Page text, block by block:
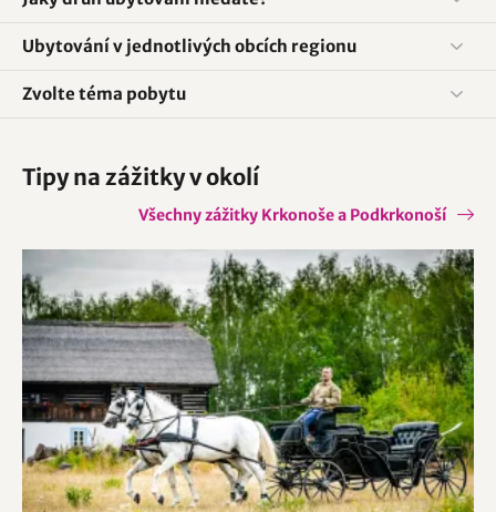
Ubytování v jednotlivých obcích regionu
Zvolte téma pobytu
Tipy na zážitky v okolí
Všechny zážitky Krkonoše a Podkrkonoší